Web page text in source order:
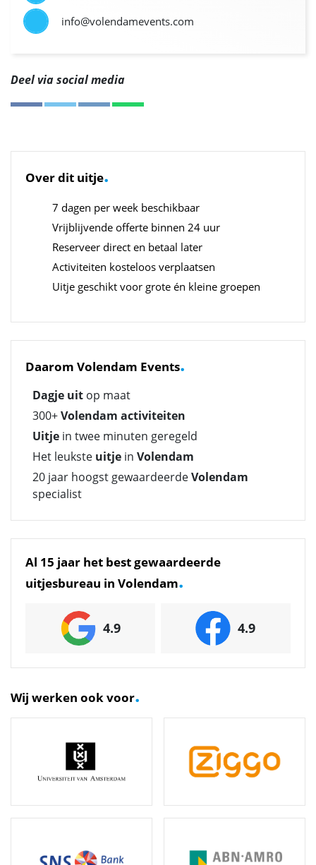
info@volendamevents.com
Deel via social media
Over dit uitje.
7 dagen per week beschikbaar
Vrijblijvende offerte binnen 24 uur
Reserveer direct en betaal later
Activiteiten kosteloos verplaatsen
Uitje geschikt voor grote én kleine groepen
Daarom Volendam Events.
Dagje uit op maat
300+Volendam activiteiten
Uitje in twee minuten geregeld
Het leukste uitje in Volendam
20 jaar hoogst gewaardeerdeVolendam
specialist
Al 15 jaar het best gewaardeerde
uitjesbureau in Volendam.
4.9 4.9
Wij werken ook voor.